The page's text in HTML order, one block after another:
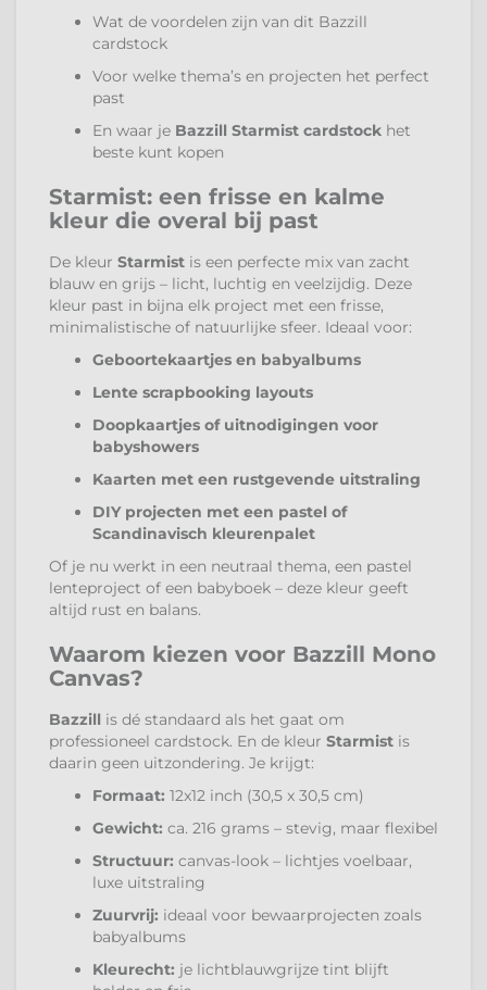
Wat de voordelen zijn van dit Bazzill
cardstock
Voor welke thema’s en projecten het perfect
past
En waar je Bazzill Starmist cardstock het
beste kunt kopen
Starmist: een frisse en kalme
kleur die overal bij past
De kleur Starmist is een perfecte mix van zacht
blauw en grijs – licht, luchtig en veelzijdig. Deze
kleur past in bijna elk project met een frisse,
minimalistische of natuurlijke sfeer. Ideaal voor:
Geboortekaartjes en babyalbums
Lente scrapbooking layouts
Doopkaartjes of uitnodigingen voor
babyshowers
Kaarten met een rustgevende uitstraling
DIY projecten met een pastel of
Scandinavisch kleurenpalet
Of je nu werkt in een neutraal thema, een pastel
lenteproject of een babyboek – deze kleur geeft
altijd rust en balans.
Waarom kiezen voor Bazzill Mono
Canvas?
Bazzill is dé standaard als het gaat om
professioneel cardstock. En de kleur Starmist is
daarin geen uitzondering. Je krijgt:
Formaat: 12x12 inch (30,5 x 30,5 cm)
Gewicht: ca. 216 grams – stevig, maar flexibel
Structuur: canvas-look – lichtjes voelbaar,
luxe uitstraling
Zuurvrij: ideaal voor bewaarprojecten zoals
babyalbums
Kleurecht: je lichtblauwgrijze tint blijft